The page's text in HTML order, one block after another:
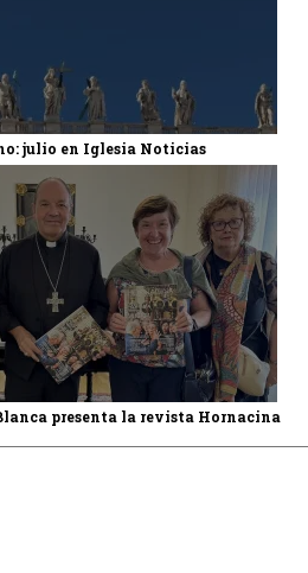
julio en Iglesia Noticias
presenta la revista Hornacina